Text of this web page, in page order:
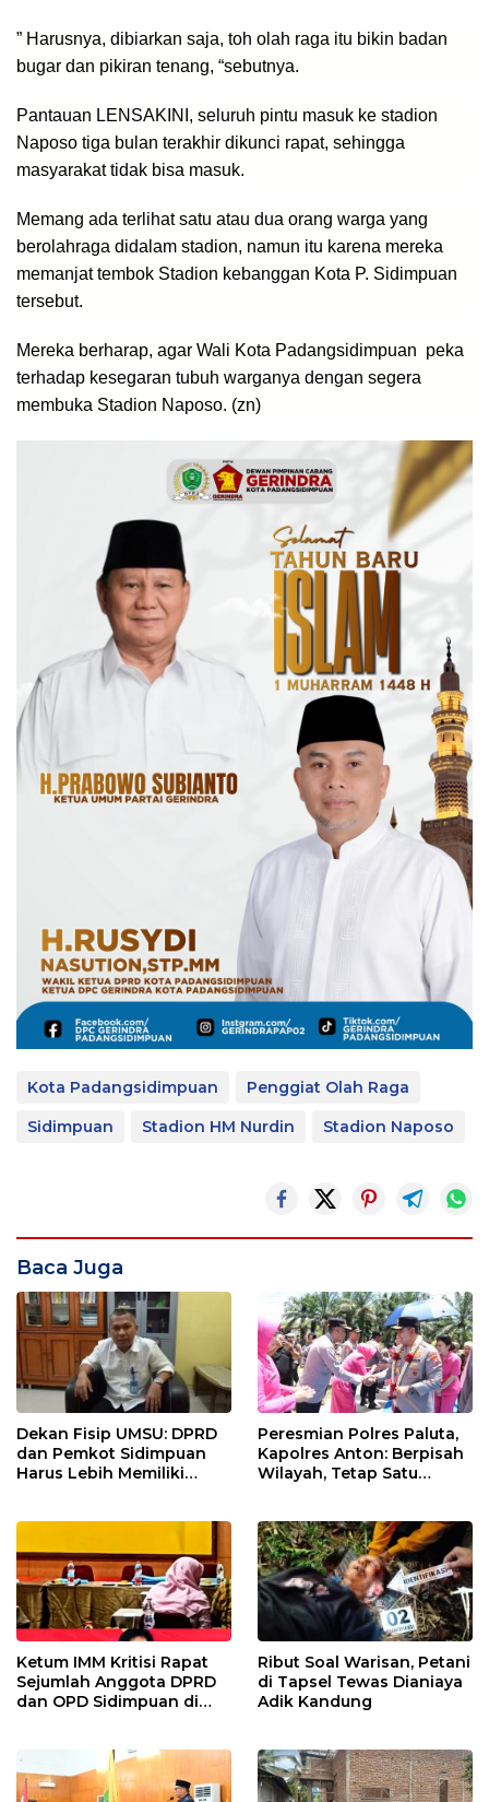
” Harusnya, dibiarkan saja, toh olah raga itu bikin badan
bugar dan pikiran tenang, “sebutnya.
Pantauan LENSAKINI, seluruh pintu masuk ke stadion
Naposo tiga bulan terakhir dikunci rapat, sehingga
masyarakat tidak bisa masuk.
Memang ada terlihat satu atau dua orang warga yang
berolahraga didalam stadion, namun itu karena mereka
memanjat tembok Stadion kebanggan Kota P. Sidimpuan
tersebut.
Mereka berharap, agar Wali Kota Padangsidimpuan peka
terhadap kesegaran tubuh warganya dengan segera
membuka Stadion Naposo. (zn)
Kota Padangsidimpuan
Penggiat Olah Raga
Sidimpuan
Stadion HM Nurdin Stadion Naposo
Baca Juga
Dekan Fisip UMSU: DPRD
dan Pemkot Sidimpuan
Harus Lebih Memiliki
Peresmian Polres Paluta,
Kapolres Anton: Berpisah
Wilayah, Tetap Satu
Ketum IMM Kritisi Rapat
Sejumlah Anggota DPRD
dan OPD Sidimpuan di
Ribut Soal Warisan, Petani
di Tapsel Tewas Dianiaya
Adik Kandung